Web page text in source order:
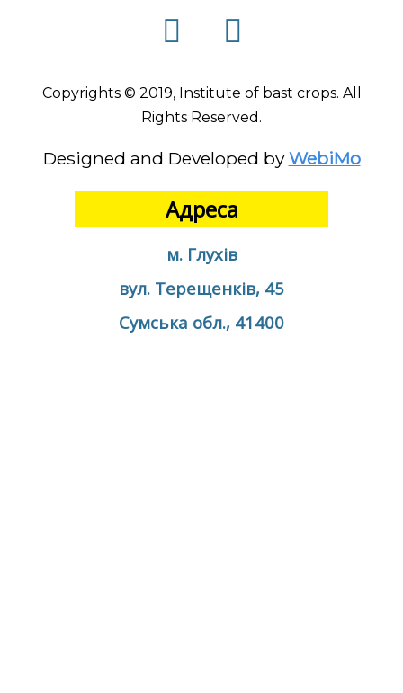
Copyrights © 2019, Institute of bast crops. All
Rights Reserved.
Designed and Developed by WebiMo
Адреса
м. Глухів
вул. Терещенків, 45
Сумська обл., 41400